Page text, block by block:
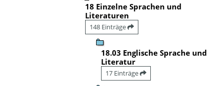
18 Einzelne Sprachen und
Literaturen
148 Einträge
18.03 Englische Sprache und
Literatur
17 Einträge